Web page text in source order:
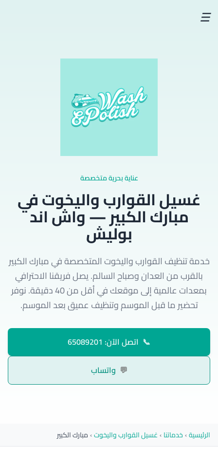
☰
عناية بحرية متخصصة
غسيل القوارب واليخوت في
مبارك الكبير — واش اند
بوليش
خدمة تنظيف القوارب واليخوت المتخصصة في مبارك الكبير
بالقرب من العدان وصباح السالم. يصل فريقنا الاحترافي
بمعدات عالمية إلى موقعك في أقل من 40 دقيقة. نوفر
تحضير ما قبل الموسم وتنظيف عميق بعد الموسم.
📞 اتصل الآن: 65089201
💬 واتساب
الرئيسية›خدماتنا›غسيل القوارب واليخوت›مبارك الكبير